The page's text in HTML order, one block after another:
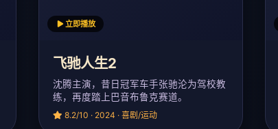
立即播放
飞驰人生2
沈腾主演，昔日冠军车手张驰沦为驾校教
练，再度踏上巴音布鲁克赛道。
8.2/10 · 2024 · 喜剧/运动